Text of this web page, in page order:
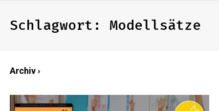
Schlagwort: Modellsätze
Archiv